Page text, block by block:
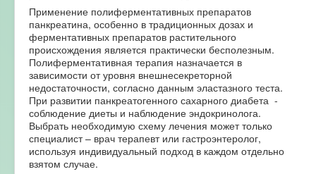
Применение полиферментативных препаратов
панкреатина, особенно в традиционных дозах и
ферментативных препаратов растительного
происхождения является практически бесполезным.
Полиферментативная терапия назначается в
зависимости от уровня внешнесекреторной
недостаточности, согласно данным эластазного теста.
При развитии панкреатогенного сахарного диабета -
соблюдение диеты и наблюдение эндокринолога.
Выбрать необходимую схему лечения может только
специалист – врач терапевт или гастроэнтеролог,
используя индивидуальный подход в каждом отдельно
взятом случае.